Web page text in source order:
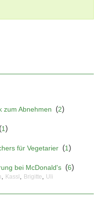
zum Abnehmen (2)
1)
für Vegetarier (1)
bei McDonald's (6)
Kassl Brigitte Uli